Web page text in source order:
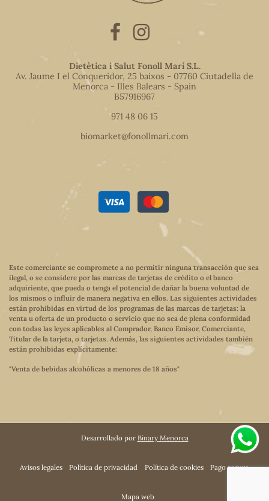
Dietètica i Salut Fonoll Marí S.L.
Av. Jaume I el Conqueridor, 25 baixos - 07760 Ciutadella de
Menorca - Illes Balears - Spain
B57916967
971 48 06 15
biomarket@fonollmari.com
Este comerciante se compromete a no permitir ninguna transacción que sea
ilegal, o se considere por las marcas de tarjetas de crédito o el banco
adquiriente, que pueda o tenga el potencial de dañar la buena voluntad de
los mismos o influir de manera negativa en ellos. Las siguientes actividades
están prohibidas en virtud de los programas de las marcas de tarjetas: la
venta u oferta de un producto o servicio que no sea de plena conformidad
con todas las leyes aplicables al Comprador, Banco Emisor, Comerciante,
Titular de la tarjeta, o tarjetas. Además, las siguientes actividades también
están prohibidas explícitamente:
"Venta de bebidas alcohólicas a menores de 18 años"
Desarrollado por Binary Menorca
Avisos legales Política de privacidad Política de cookies Pago seguro
Mapa web